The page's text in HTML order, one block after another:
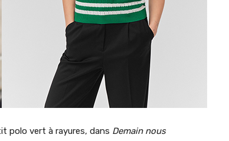
polo vert à rayures, dans Demain nous